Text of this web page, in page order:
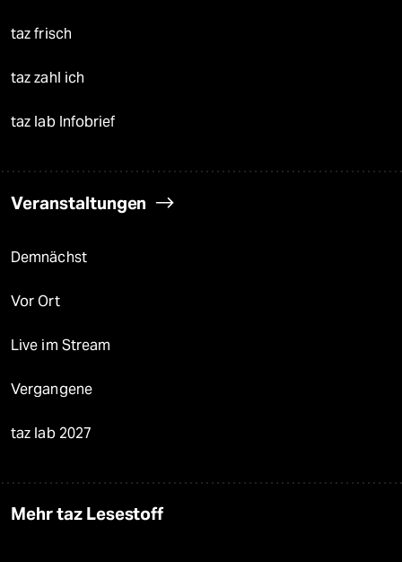
taz frisch
taz zahl ich
taz lab Infobrief
Veranstaltungen
Demnächst
Vor Ort
Live im Stream
Vergangene
taz lab 2027
Mehr taz Lesestoff